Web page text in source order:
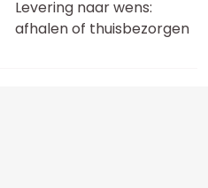
Levering naar wens:
afhalen of thuisbezorgen